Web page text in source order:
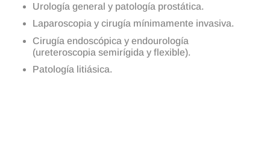
Urología general y patología prostática.
Laparoscopia y cirugía mínimamente invasiva.
Cirugía endoscópica y endourología
(ureteroscopia semirígida y flexible).
Patología litiásica.